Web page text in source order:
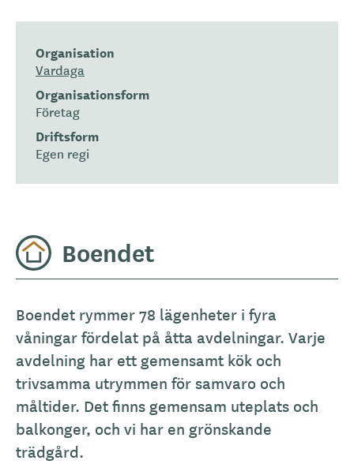
Organisation
Vardaga
Organisationsform
Företag
Driftsform
Egen regi
Boendet
A
l
l
m
ä
n
b
Boendet rymmer 78 lägenheter i fyra
våningar fördelat på åtta avdelningar. Varje
avdelning har ett gemensamt kök och
trivsamma utrymmen för samvaro och
måltider. Det finns gemensam uteplats och
balkonger, och vi har en grönskande
trädgård.